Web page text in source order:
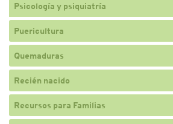
Psicología y psiquiatría
Puericultura
Quemaduras
Recién nacido
Recursos para Familias